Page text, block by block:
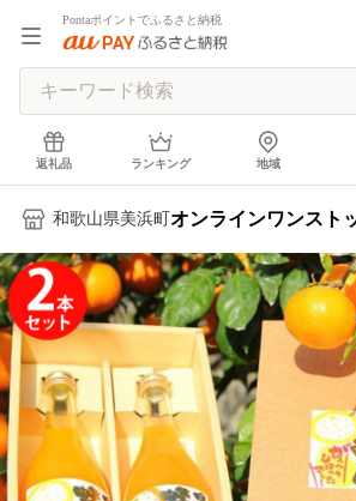
Pontaポイントでふるさと納税
返礼品 ランキング 地域
和歌山県美浜町 オンラインワンスト